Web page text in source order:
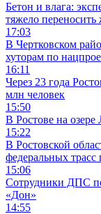
Бетон и влага:
тяжело переносить
17:03
В Чертковском
хуторам по
16:11
Через 23 года
млн человек
15:50
В Ростове на
15:22
В Ростовской
федеральных
15:06
Сотрудники ДПС
«Дон»
14:55